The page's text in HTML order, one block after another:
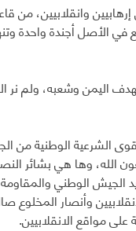
وانقلابيين، من
الأصل أجندة واحدة
اليمن وشعبه، ولم نر
الشرعية الوطنية
الله، وها هي بشائر
الجيش الوطني
وأنصار
مواقع الانقلابيين.